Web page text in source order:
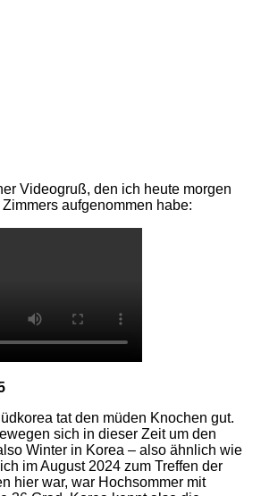
Videogruß, den ich heute morgen
aufgenommen habe:
tat den müden Knochen gut.
sich in dieser Zeit um den
Winter in Korea – also ähnlich wie
im August 2024 zum Treffen der
hier war, war Hochsommer mit